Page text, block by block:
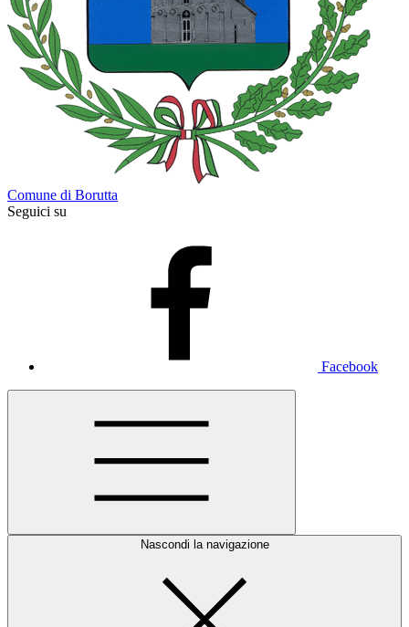
Comune di Borutta
Seguici su
Facebook
Nascondi la navigazione